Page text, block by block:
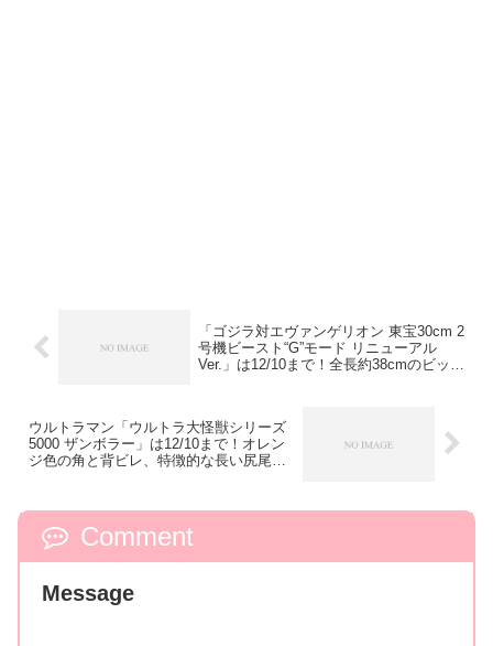
「ゴジラ対エヴァンゲリオン 東宝30cm 2
号機ビースト“G”モード リニューアル
Ver.」は12/10まで！全長約38cmのビッグ
ウルトラマン「ウルトラ大怪獣シリーズ
5000 ザンボラー」は12/10まで！オレン
ジ色の角と背ビレ、特徴的な長い尻尾を
Comment
Message